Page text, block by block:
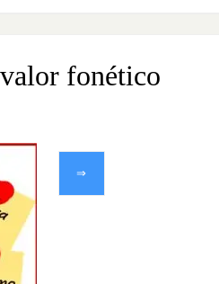
fonético
⇒